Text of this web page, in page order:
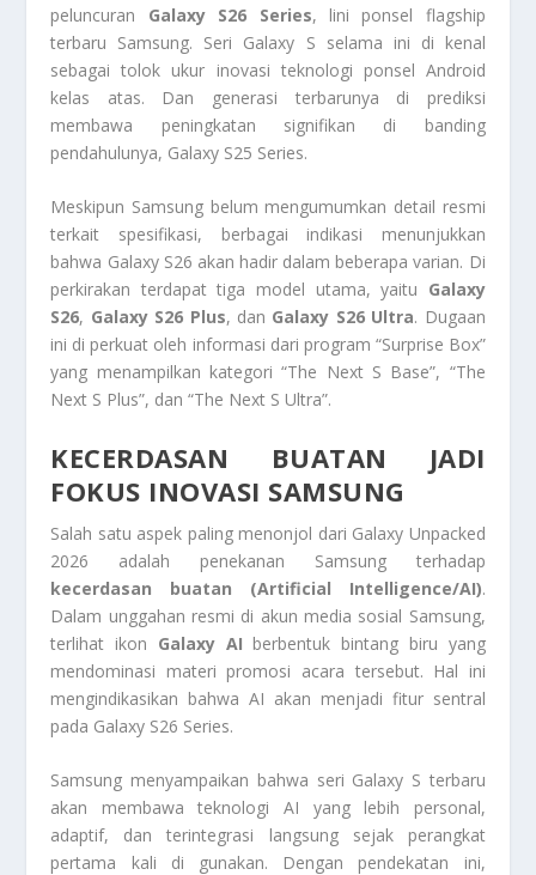
peluncuran Galaxy S26 Series, lini ponsel flagship
terbaru Samsung. Seri Galaxy S selama ini di kenal
sebagai tolok ukur inovasi teknologi ponsel Android
kelas atas. Dan generasi terbarunya di prediksi
membawa peningkatan signifikan di banding
pendahulunya, Galaxy S25 Series.
Meskipun Samsung belum mengumumkan detail resmi
terkait spesifikasi, berbagai indikasi menunjukkan
bahwa Galaxy S26 akan hadir dalam beberapa varian. Di
perkirakan terdapat tiga model utama, yaitu Galaxy
S26, Galaxy S26 Plus, dan Galaxy S26 Ultra. Dugaan
ini di perkuat oleh informasi dari program “Surprise Box”
yang menampilkan kategori “The Next S Base”, “The
Next S Plus”, dan “The Next S Ultra”.
KECERDASAN BUATAN JADI
FOKUS INOVASI SAMSUNG
Salah satu aspek paling menonjol dari Galaxy Unpacked
2026 adalah penekanan Samsung terhadap
kecerdasan buatan (Artificial Intelligence/AI).
Dalam unggahan resmi di akun media sosial Samsung,
terlihat ikon Galaxy AI berbentuk bintang biru yang
mendominasi materi promosi acara tersebut. Hal ini
mengindikasikan bahwa AI akan menjadi fitur sentral
pada Galaxy S26 Series.
Samsung menyampaikan bahwa seri Galaxy S terbaru
akan membawa teknologi AI yang lebih personal,
adaptif, dan terintegrasi langsung sejak perangkat
pertama kali di gunakan. Dengan pendekatan ini,